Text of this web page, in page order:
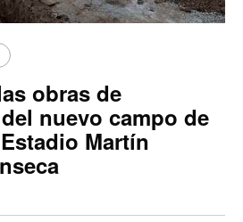
obras de
nuevo campo de
Martín